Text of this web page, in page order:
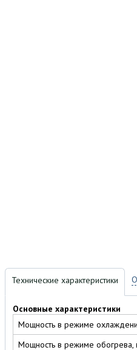
Технические характеристики
Основные характеристики
Мощность в режиме
Мощность в режиме обогрева,